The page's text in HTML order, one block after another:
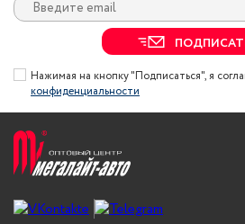
Нажимая на кнопку "Подписаться", я
конфиденциальности